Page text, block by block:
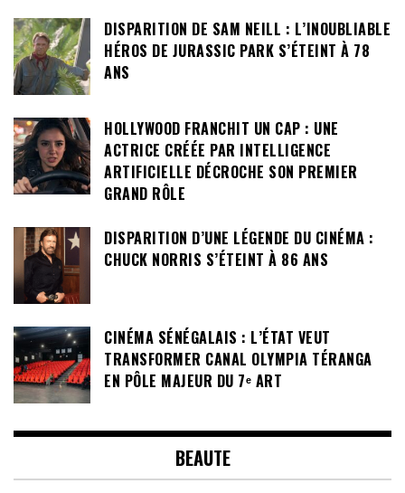
DISPARITION DE SAM NEILL : L’INOUBLIABLE
HÉROS DE JURASSIC PARK S’ÉTEINT À 78
ANS
HOLLYWOOD FRANCHIT UN CAP : UNE
ACTRICE CRÉÉE PAR INTELLIGENCE
ARTIFICIELLE DÉCROCHE SON PREMIER
GRAND RÔLE
DISPARITION D’UNE LÉGENDE DU CINÉMA :
CHUCK NORRIS S’ÉTEINT À 86 ANS
CINÉMA SÉNÉGALAIS : L’ÉTAT VEUT
TRANSFORMER CANAL OLYMPIA TÉRANGA
EN PÔLE MAJEUR DU 7ᵉ ART
BEAUTE